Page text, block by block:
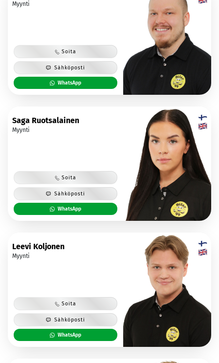
Myynti
Soita
Sähköposti
WhatsApp
Saga Ruotsalainen
Myynti
Soita
Sähköposti
WhatsApp
Leevi Koljonen
Myynti
Soita
Sähköposti
WhatsApp